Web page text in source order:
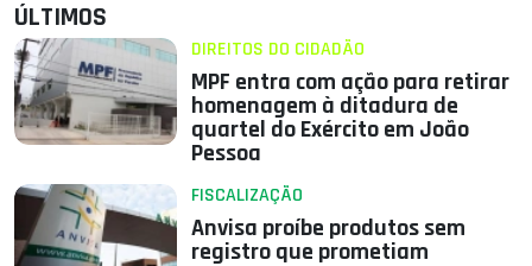
ÚLTIMOS
DIREITOS DO CIDADÃO
MPF entra com ação para retirar
homenagem à ditadura de
quartel do Exército em João
Pessoa
FISCALIZAÇÃO
Anvisa proíbe produtos sem
registro que prometiam